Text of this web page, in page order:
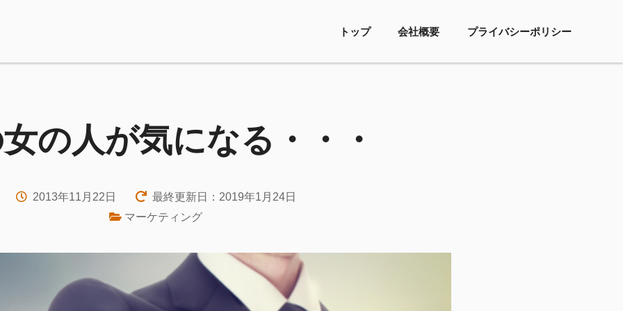
トップ 会社概要 プライバシーポリシー
の人が気になる・・・
2013年11月22日
最終更新日：2019年1月24日
マーケティング